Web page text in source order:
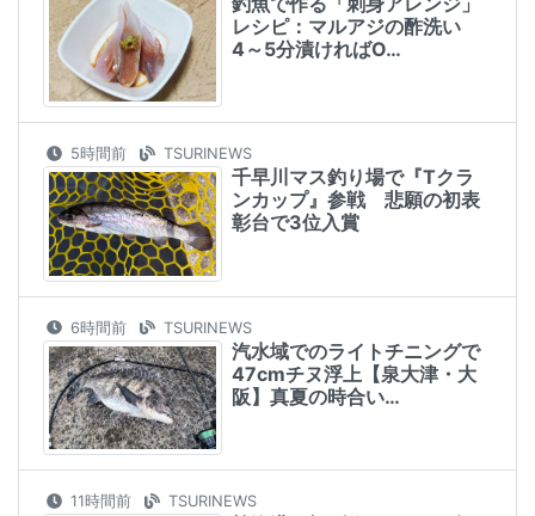
レシピ：マルアジの酢洗い
4～5分漬ければO…
5時間前 TSURINEWS
千早川マス釣り場で『Tクラ
ンカップ』参戦 悲願の初表
彰台で3位入賞
6時間前 TSURINEWS
汽水域でのライトチニングで
47cmチヌ浮上【泉大津・大
阪】真夏の時合い…
11時間前 TSURINEWS